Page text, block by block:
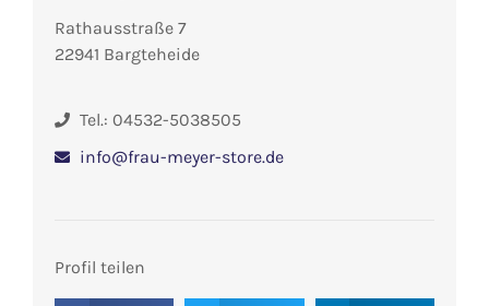
Rathausstraße 7
22941 Bargteheide
Tel.: 04532-5038505
info@frau-meyer-store.de
Profil teilen